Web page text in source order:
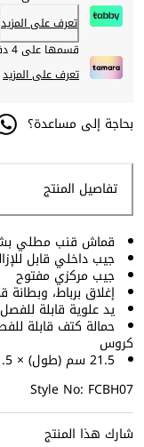
تعرف على المزيد
قسمها على 4 دفعات شهرية بقيمة
تعرف على المزيد
بحاجة إلى مساعدة؟
تفاصيل المنتج
قماش قنب مطلي
جيب داخلي قابل
جيب مركزي مفتوح
إغلاق برباط، وبطانة
يد علوية قابلة للفصل
كروس
21.5 سم (طول) × 21.5 سم (ارتفاع) × 14 سم (عرض)
Style No: FCBH07
شارك هذا المنتج